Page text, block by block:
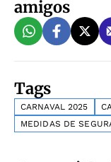
amigos
Tags
CARNAVAL 2025
MEDIDAS DE